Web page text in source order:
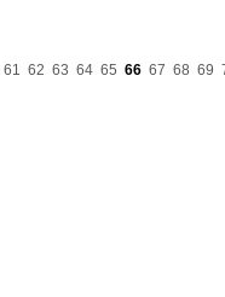
61 62 63 64 65 66 67 68 69